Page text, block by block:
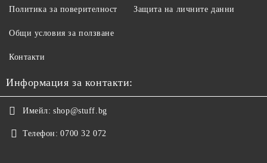
Политика за поверителност
Общи условия за ползване
Контакти
Защита на личните данни
Информация за контакти:
Имейл: shop@stuff.bg
Телефон: 0700 32 072